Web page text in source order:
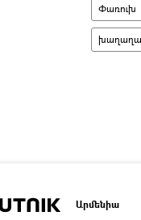
Փառուխ
Արմենիա